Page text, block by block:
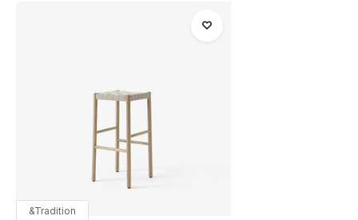
&Tradition